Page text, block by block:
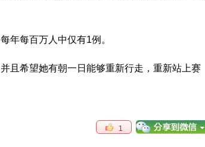
年每百万人中仅有1例。
且希望她有朝一日能够重新行走，重新站上赛
1